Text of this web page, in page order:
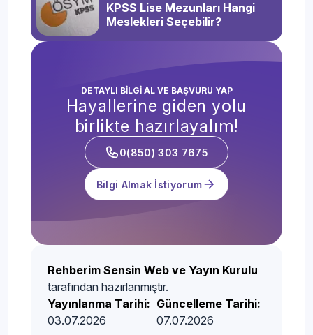
KPSS Lise Mezunları Hangi
Meslekleri Seçebilir?
DETAYLI BİLGİ AL VE BAŞVURU YAP
Hayallerine giden yolu
birlikte hazırlayalım!
0(850) 303 7675
Bilgi Almak İstiyorum
Rehberim Sensin Web ve Yayın Kurulu
tarafından hazırlanmıştır.
Yayınlanma Tarihi:
03.07.2026
Güncelleme Tarihi:
07.07.2026